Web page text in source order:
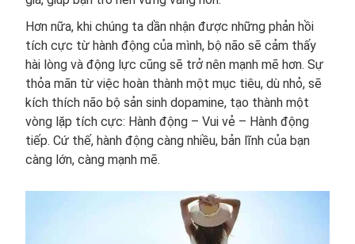
Hơn nữa, khi chúng ta dần nhận được những phản hồi
tích cực từ hành động của mình, bộ não sẽ cảm thấy
hài lòng và động lực cũng sẽ trở nên mạnh mẽ hơn. Sự
thỏa mãn từ việc hoàn thành một mục tiêu, dù nhỏ, sẽ
kích thích não bộ sản sinh dopamine, tạo thành một
vòng lặp tích cực: Hành động – Vui vẻ – Hành động
tiếp. Cứ thế, hành động càng nhiều, bản lĩnh của bạn
càng lớn, càng mạnh mẽ.